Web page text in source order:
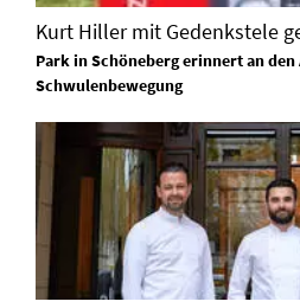
Kurt Hiller mit Gedenkstele
Park in Schöneberg erinnert an
Schwulenbewegung